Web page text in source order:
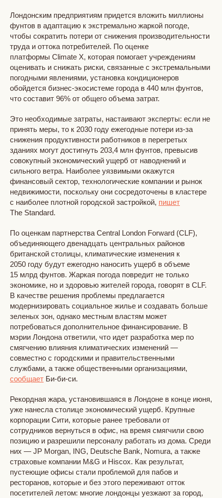
Лондонским предприятиям придется вложить миллионы
фунтов в адаптацию к экстремально жаркой погоде,
чтобы сократить потери от снижения производительности
труда и оттока потребителей. По оценке
платформы Climate X, которая помогает учреждениям
оценивать и снижать риски, связанные с экстремальными
погодными явлениями, установка кондиционеров
обойдется бизнес-экосистеме города в 440 млн фунтов,
что составит 96% от общего объема затрат.
Это необходимые затраты, настаивают эксперты: если не
принять меры, то к 2030 году ежегодные потери из-за
снижения продуктивности работников в перегретых
зданиях могут достигнуть 203,4 млн фунтов, превысив
совокупный экономический ущерб от наводнений и
сильного ветра. Наиболее уязвимыми окажутся
финансовый сектор, технологические компании и рынок
недвижимости, поскольку они сосредоточены в кластере
с наиболее плотной городской застройкой, пишет
The Standard.
По оценкам партнерства Central London Forward (CLF),
объединяющего двенадцать центральных районов
британской столицы, климатические изменения к
2050 году будут ежегодно наносить ущерб в объеме
15 млрд фунтов. Жаркая погода повредит не только
экономике, но и здоровью жителей города, говорят в CLF.
В качестве решения проблемы предлагается
модернизировать социальное жилье и создавать больше
зеленых зон, однако местным властям может
потребоваться дополнительное финансирование. В
мэрии Лондона ответили, что идет разработка мер по
смягчению влияния климатических изменений —
совместно с городскими и правительственными
службами, а также общественными организациями,
сообщает Би-би-си.
Рекордная жара, установившаяся в Лондоне в конце июня,
уже нанесла столице экономический ущерб. Крупные
корпорации Сити, которые ранее требовали от
сотрудников вернуться в офис, на время смягчили свою
позицию и разрешили персоналу работать из дома. Среди
них — JP Morgan, ING, Deutsche Bank, Nomura, а также
страховые компании M&G и Hiscox. Как результат,
пустеющие офисы стали проблемой для пабов и
ресторанов, которые и без этого переживают отток
посетителей летом: многие лондонцы уезжают за город,